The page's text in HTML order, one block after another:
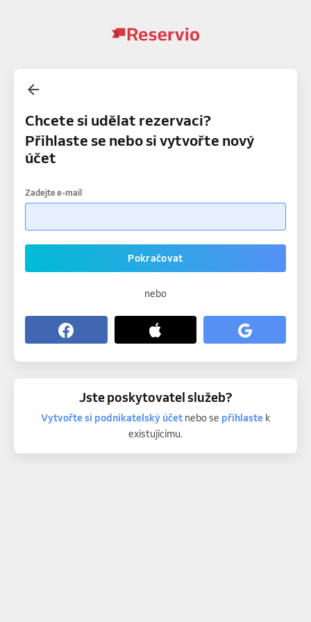
Chcete si udělat rezervaci?
Přihlaste se nebo si vytvořte nový
účet
Zadejte e-mail
Pokračovat
nebo
Jste poskytovatel služeb?
Vytvořte si podnikatelský účetnebo se přihlastek
existujícímu.